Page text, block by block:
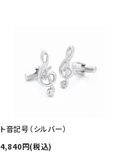
ト音記号（シルバー）
4,840円(税込)